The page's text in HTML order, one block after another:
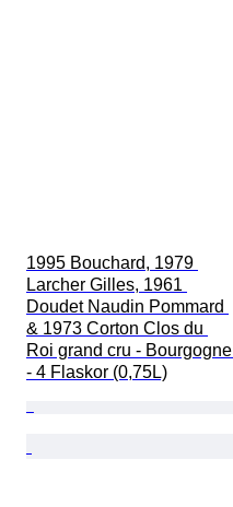
1995 Bouchard, 1979
Larcher Gilles, 1961
Doudet Naudin Pommard
& 1973 Corton Clos du
Roi grand cru - Bourgogne
- 4 Flaskor (0,75L)